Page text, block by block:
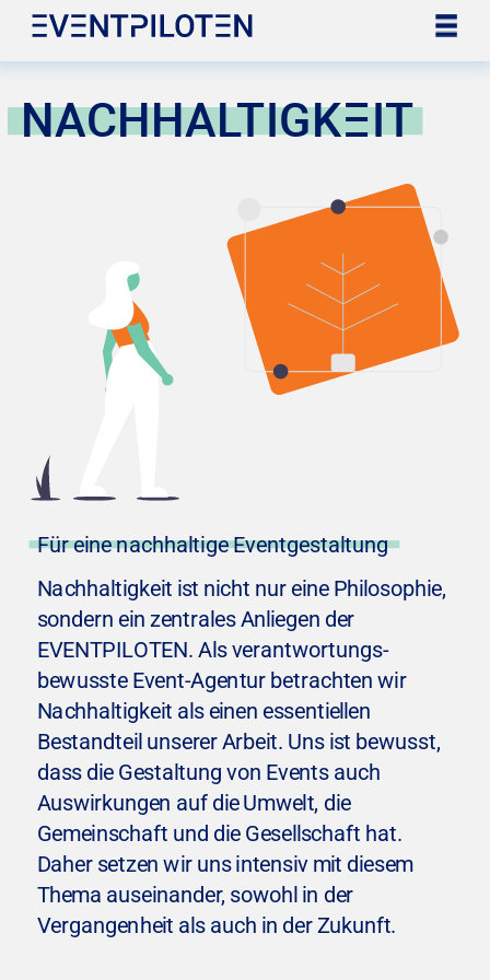
NACHHALTIGKEIT
Für eine nachhaltige Eventgestaltung
Nachhaltigkeit ist nicht nur eine Philosophie,
sondern ein zentrales Anliegen der
EVENTPILOTEN. Als verantwortungs-
bewusste Event-Agentur betrachten wir
Nachhaltigkeit als einen essentiellen
Bestandteil unserer Arbeit. Uns ist bewusst,
dass die Gestaltung von Events auch
Auswirkungen auf die Umwelt, die
Gemeinschaft und die Gesellschaft hat.
Daher setzen wir uns intensiv mit diesem
Thema auseinander, sowohl in der
Vergangenheit als auch in der Zukunft.